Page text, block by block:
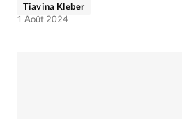
Opinions
Publireportage
Tiavina Kleber
1 Août 2024